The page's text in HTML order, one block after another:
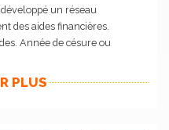
un réseau
des aides financières.
Année de césure ou
PLUS